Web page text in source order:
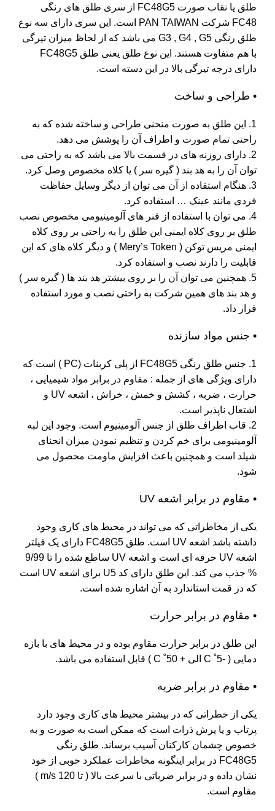
طلق یا نقاب صورت FC48G5 از سری طلق های رنگی
FC48 شرکت PAN TAIWAN است. این سری دارای سه نوع
طلق رنگی G3 , G4 , G5 می باشد که از لحاظ میزان تیرگی
با هم متفاوت هستند. این نوع طلق یعنی طلق FC48G5
دارای درجه تیرگی بالا در این دسته است.
• طراحی و ساخت
1. این طلق به صورت منحنی طراحی و ساخته شده که به
راحتی تمام صورت و اطراف آن را پوشش می دهد.
2. دارای روزنه های در قسمت بالا می باشد که به راحتی می
توان آن را به هد بند ( گیره سر ) یا کلاه مخصوص وصل کرد.
3. هنگام استفاده از آن می توان از دیگر وسایل حفاظت
فردی مانند عینک … استفاده کرد.
4. می توان با استفاده از فنر های آلومینیومی مخصوص نصب
طلق بر روی کلاه ایمنی این طلق را به راحتی بر روی کلاه
ایمنی مریس توکن ( Mery’s Token ) و دیگر کلاه های که این
قابلیت را دارند نصب و استفاده کرد.
5. همچنین می توان آن را بر روی بیشتر هد بند ها ( گیره سر )
و هد بند های همین شرکت به راحتی نصب و مورد استفاده
قرار داد.
• جنس مواد سازنده
1. جنس طلق رنگی FC48G5 از پلی کربنات (PC ) است که
دارای ویژگی های از جمله : مقاوم در برابر مواد شیمیایی ،
حرارت ، ضربه ، کشش و خمش ، خراش ، اشعه UV و
اشتعال ناپذیر است.
2. قاب اطراف طلق از جنس آلومینیوم است. وجود این لبه
آلومینیومی برای خم کردن و تنظیم نمودن میزان انحنای
شیلد است و همچنین باعث افزایش ماومت محصول می
شود.
• مقاوم در برابر اشعه UV
یکی از مخاطراتی که می تواند در محیط های کاری وجود
داشته باشد اشعه UV است. طلق FC48G5 دارای یک فیلتر
اشعه UV حرفه ای است و اشعه UV ساطع شده را تا 9/99
% جذب می کند. این طلق دارای کد U5 برای اشعه UV است
که در قمت استاندارد به آن اشاره شده است.
• مقاوم در برابر حرارت
این طلق در برابر حرارت مقاوم بوده و در محیط های با بازه
دمایی ( -5˚ C الی + 50˚ C ) قابل استفاده می باشد.
• مقاوم در برابر ضربه
یکی از خطراتی که در بیشتر محیط های کاری وجود دارد
پرتاب و یا پرش ذرات است که ممکن است به صورت و به
خصوص چشمان کارکنان آسیب برساند. طلق رنگی
FC48G5 در برابر اینگونه مخاطرات عملکرد خوبی از خود
نشان داده و در برابر ضرباتی با سرعت بالا ( تا 120 m/s )
مقاوم است.